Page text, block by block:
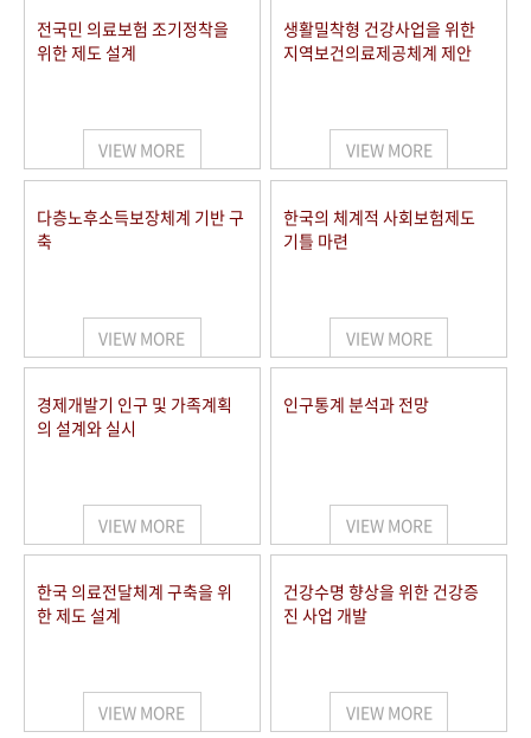
50+1 주년 기념
세계와 함께 한 KIHASA
VR 역사관
전국민 의료보험 조기정착을
위한 제도 설계
VIEW MORE
생활밀착형 건강사업을 위한
지역보건의료제공체계 제안
VIEW MORE
다층노후소득보장체계 기반 구
축
VIEW MORE
한국의 체계적 사회보험제도
기틀 마련
VIEW MORE
경제개발기 인구 및 가족계획
의 설계와 실시
VIEW MORE
인구통계 분석과 전망
VIEW MORE
한국 의료전달체계 구축을 위
한 제도 설계
VIEW MORE
건강수명 향상을 위한 건강증
진 사업 개발
VIEW MORE